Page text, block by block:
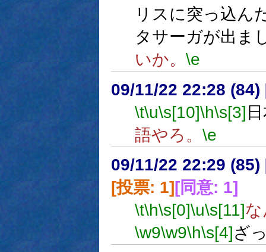
リスに突っ込ん
タサーガが出ま
いか。 \e
09/11/22 22:28 (84)
\t\u\s[10]\h\s[3]
語やろ。 \e
09/11/22 22:29 (85)
[投票: 1][同意: 1]
\t\h\s[0]\u\s[11]
\w9\w9\h\s[4]ざ